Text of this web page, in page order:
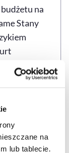
na
lub tablecie.
na
Stany
długu i
nie
stracić